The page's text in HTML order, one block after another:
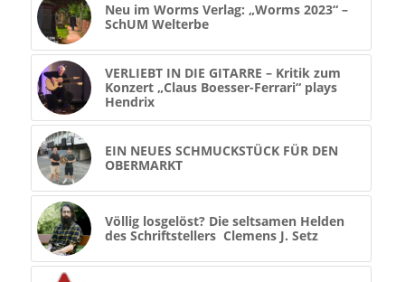
Neu im Worms Verlag: „Worms 2023“ –
SchUM Welterbe
VERLIEBT IN DIE GITARRE – Kritik zum
Konzert „Claus Boesser-Ferrari“ plays
Hendrix
EIN NEUES SCHMUCKSTÜCK FÜR DEN
OBERMARKT
Völlig losgelöst? Die seltsamen Helden
des Schriftstellers Clemens J. Setz